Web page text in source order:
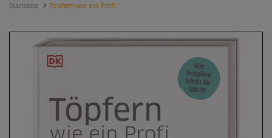
Startseite Töpfern wie ein Profi